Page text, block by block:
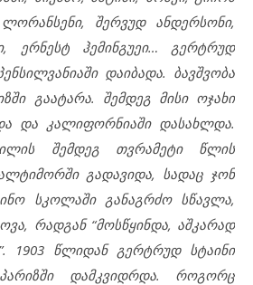
შერვუდ ანდერსონი,
ერნესტ ჰემინგუეი… გერტრუდ
დაიბადა. ბავშვობა
გაატარა. შემდეგ მისი ოჯახი
და კალიფორნიაში დასახლდა.
შემდეგ თვრამეტი წლის
გადავიდა, სადაც ჯონ
სკოლაში განაგრძო სწავლა,
რადგან “მოსწყინდა, აშკარად
1903 წლიდან გერტრუდ სტაინი
დამკვიდრდა. როგორც